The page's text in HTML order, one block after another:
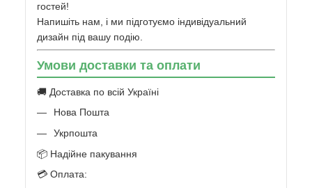
гостей!
Напишіть нам, і ми підготуємо індивідуальний
дизайн під вашу подію.
Умови доставки та оплати
🚚 Доставка по всій Україні
Нова Пошта
Укрпошта
📦 Надійне пакування
💳 Оплата: